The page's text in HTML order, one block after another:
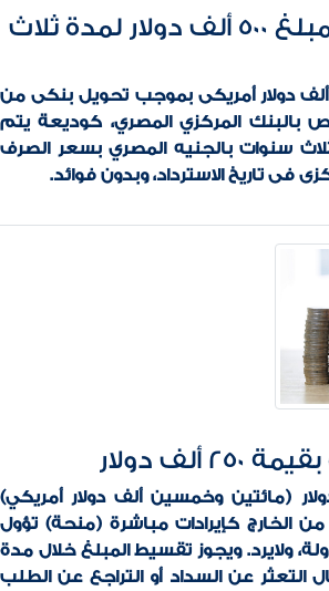
وديعة نقدية بمبلغ 500 ألف دولار لمدة ثلاث
دولار أمريكى بموجب تحويل بنكى من
بالبنك المركزي المصري، كوديعة يتم
سنوات بالجنيه المصري بسعر الصرف
فى تاريخ الاسترداد، وبدون فوائد.
ألف دولار
250 ألف دولار (مائتين وخمسين ألف دولار أمريكي)
الخارج كإيرادات مباشرة (منحة) تؤول
ولايرد. ويجوز تقسيط المبلغ خلال مدة
التعثر عن السداد أو التراجع عن الطلب